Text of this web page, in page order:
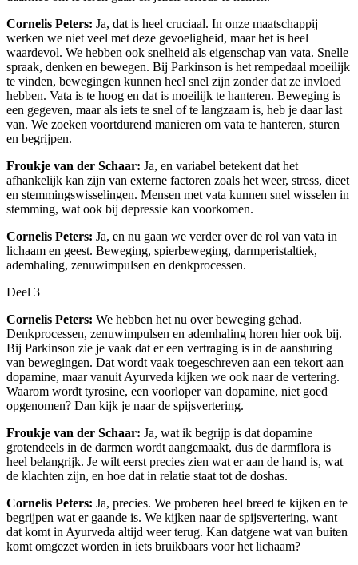
Cornelis Peters: Ja, dat is heel cruciaal. In onze maatschappij
werken we niet veel met deze gevoeligheid, maar het is heel
waardevol. We hebben ook snelheid als eigenschap van vata. Snelle
spraak, denken en bewegen. Bij Parkinson is het rempedaal moeilijk
te vinden, bewegingen kunnen heel snel zijn zonder dat ze invloed
hebben. Vata is te hoog en dat is moeilijk te hanteren. Beweging is
een gegeven, maar als iets te snel of te langzaam is, heb je daar last
van. We zoeken voortdurend manieren om vata te hanteren, sturen
en begrijpen.
Froukje van der Schaar: Ja, en variabel betekent dat het
afhankelijk kan zijn van externe factoren zoals het weer, stress, dieet
en stemmingswisselingen. Mensen met vata kunnen snel wisselen in
stemming, wat ook bij depressie kan voorkomen.
Cornelis Peters: Ja, en nu gaan we verder over de rol van vata in
lichaam en geest. Beweging, spierbeweging, darmperistaltiek,
ademhaling, zenuwimpulsen en denkprocessen.
Deel 3
Cornelis Peters: We hebben het nu over beweging gehad.
Denkprocessen, zenuwimpulsen en ademhaling horen hier ook bij.
Bij Parkinson zie je vaak dat er een vertraging is in de aansturing
van bewegingen. Dat wordt vaak toegeschreven aan een tekort aan
dopamine, maar vanuit Ayurveda kijken we ook naar de vertering.
Waarom wordt tyrosine, een voorloper van dopamine, niet goed
opgenomen? Dan kijk je naar de spijsvertering.
Froukje van der Schaar: Ja, wat ik begrijp is dat dopamine
grotendeels in de darmen wordt aangemaakt, dus de darmflora is
heel belangrijk. Je wilt eerst precies zien wat er aan de hand is, wat
de klachten zijn, en hoe dat in relatie staat tot de doshas.
Cornelis Peters: Ja, precies. We proberen heel breed te kijken en te
begrijpen wat er gaande is. We kijken naar de spijsvertering, want
dat komt in Ayurveda altijd weer terug. Kan datgene wat van buiten
komt omgezet worden in iets bruikbaars voor het lichaam?